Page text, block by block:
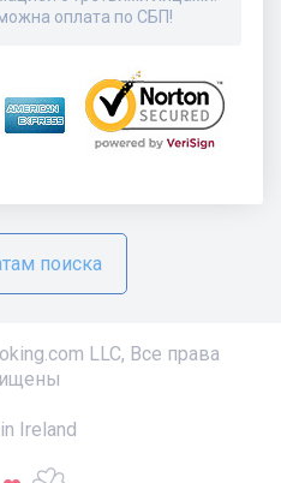
оплата по СБП!
поиска
LLC, Все права
Ireland